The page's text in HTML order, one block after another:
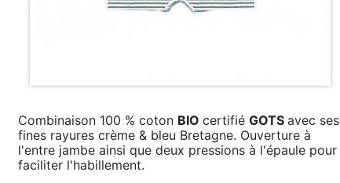
Combinaison 100 % coton BIO certifié GOTS avec ses
fines rayures crème & bleu Bretagne. Ouverture à
l'entre jambe ainsi que deux pressions à l'épaule pour
faciliter l'habillement.